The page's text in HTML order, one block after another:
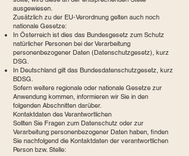
ausgewiesen.
Zusätzlich zu der EU-Verordnung gelten auch noch
nationale Gesetze:
In Österreich ist dies das Bundesgesetz zum Schutz
natürlicher Personen bei der Verarbeitung
personenbezogener Daten (Datenschutzgesetz), kurz
DSG.
In Deutschland gilt das Bundesdatenschutzgesetz, kurz
BDSG.
Sofern weitere regionale oder nationale Gesetze zur
Anwendung kommen, informieren wir Sie in den
folgenden Abschnitten darüber.
Kontaktdaten des Verantwortlichen
Sollten Sie Fragen zum Datenschutz oder zur
Verarbeitung personenbezogener Daten haben, finden
Sie nachfolgend die Kontaktdaten der verantwortlichen
Person bzw. Stelle: